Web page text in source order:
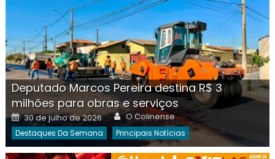
Deputado Marcos Pereira destina R$ 3
milhões para obras e serviços
Posted
on
30 de julho de 2026 Author
O Colinense
Destaques Da Semana Principais Notícias